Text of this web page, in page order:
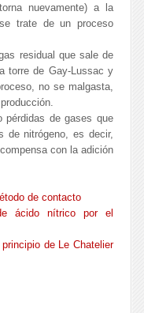
nuevamente) a la
trate de un proceso
residual que sale de
torre de Gay-Lussac y
no se malgasta,
pérdidas de gases que
de nitrógeno, es decir,
con la adición
de contacto
ácido nítrico por el
de Le Chatelier